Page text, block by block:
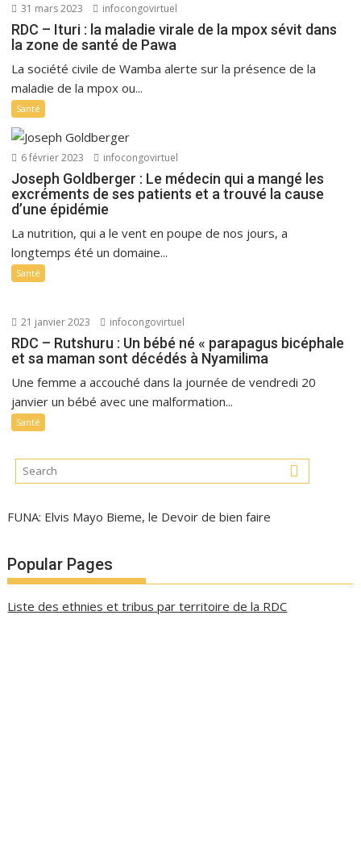
31 mars 2023 infocongovirtuel
RDC – Ituri : la maladie virale de la mpox sévit dans
la zone de santé de Pawa
La société civile de Wamba alerte sur la présence de la
maladie de la mpox ou...
Santé
6 février 2023 infocongovirtuel
Joseph Goldberger : Le médecin qui a mangé les
excréments de ses patients et a trouvé la cause
d’une épidémie
La nutrition, qui a le vent en poupe de nos jours, a
longtemps été un domaine...
Santé
21 janvier 2023 infocongovirtuel
RDC – Rutshuru : Un bébé né « parapagus bicéphale
et sa maman sont décédés à Nyamilima
Une femme a accouché dans la journée de vendredi 20
janvier un bébé avec une malformation...
Santé
FUNA: Elvis Mayo Bieme, le Devoir de bien faire
Popular Pages
Liste des ethnies et tribus par territoire de la RDC